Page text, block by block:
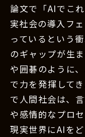
論文で「AIでこ
実社会の導入フ
っているという
のギャップが生
や囲碁のように
で力を発揮して
で人間社会は、
や感情的なプロ
現実世界にAIを